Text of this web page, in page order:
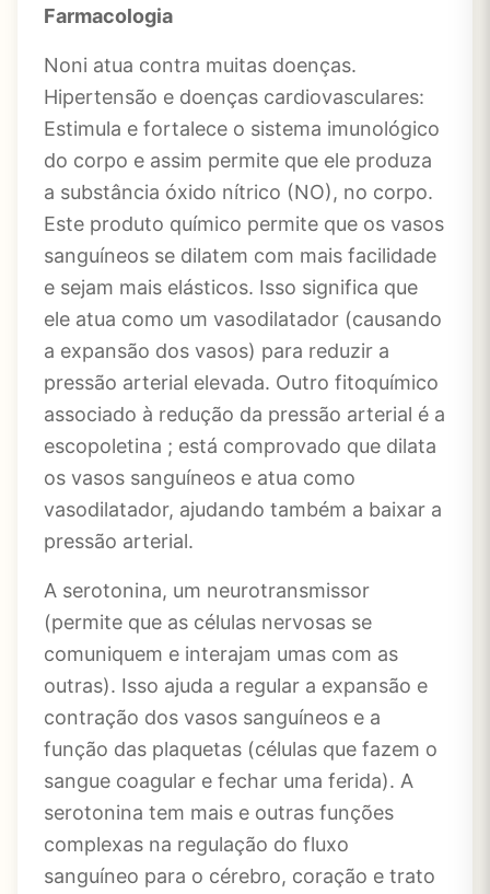
Farmacologia
Noni atua contra muitas doenças.
Hipertensão e doenças cardiovasculares:
Estimula e fortalece o sistema imunológico
do corpo e assim permite que ele produza
a substância óxido nítrico (NO), no corpo.
Este produto químico permite que os vasos
sanguíneos se dilatem com mais facilidade
e sejam mais elásticos. Isso significa que
ele atua como um vasodilatador (causando
a expansão dos vasos) para reduzir a
pressão arterial elevada. Outro fitoquímico
associado à redução da pressão arterial é a
escopoletina ; está comprovado que dilata
os vasos sanguíneos e atua como
vasodilatador, ajudando também a baixar a
pressão arterial.
A serotonina, um neurotransmissor
(permite que as células nervosas se
comuniquem e interajam umas com as
outras). Isso ajuda a regular a expansão e
contração dos vasos sanguíneos e a
função das plaquetas (células que fazem o
sangue coagular e fechar uma ferida). A
serotonina tem mais e outras funções
complexas na regulação do fluxo
sanguíneo para o cérebro, coração e trato